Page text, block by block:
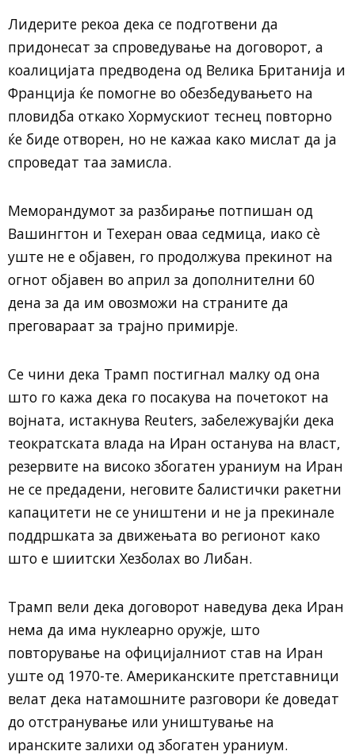
Лидерите рекоа дека се подготвени да
придонесат за спроведување на договорот, а
коалицијата предводена од Велика Британија и
Франција ќе помогне во обезбедувањето на
пловидба откако Хормускиот теснец повторно
ќе биде отворен, но не кажаа како мислат да ја
спроведат таа замисла.
Меморандумот за разбирање потпишан од
Вашингтон и Техеран оваа седмица, иако сè
уште не е објавен, го продолжува прекинот на
огнот објавен во април за дополнителни 60
дена за да им овозможи на страните да
преговараат за трајно примирје.
Се чини дека Трамп постигнал малку од она
што го кажа дека го посакува на почетокот на
војната, истакнува Reuters, забележувајќи дека
теократската влада на Иран останува на власт,
резервите на високо збогатен ураниум на Иран
не се предадени, неговите балистички ракетни
капацитети не се уништени и не ја прекинале
поддршката за движењата во регионот како
што е шиитски Хезболах во Либан.
Трамп вели дека договорот наведува дека Иран
нема да има нуклеарно оружје, што
повторување на официјалниот став на Иран
уште од 1970-те. Американските претставници
велат дека натамошните разговори ќе доведат
до отстранување или уништување на
иранските залихи од збогатен ураниум.